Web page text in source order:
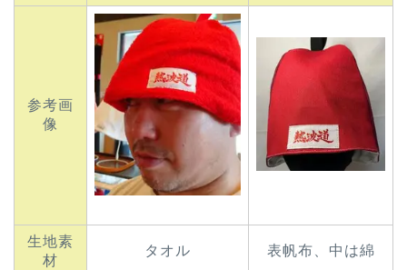
参考画
像
生地素
材
タオル 表帆布、中は綿